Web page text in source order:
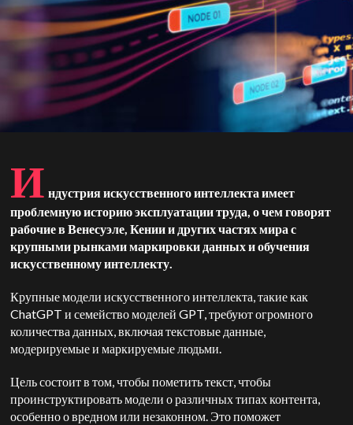
И ндустрия искусственного интеллекта имеет
проблемную историю эксплуатации труда, о чем говорят
рабочие в Венесуэле, Кении и других частях мира с
крупными рынками маркировки данных и обучения
искусственному интеллекту.
Крупные модели искусственного интеллекта, такие как
ChatGPT и семейство моделей GPT, требуют огромного
количества данных, включая текстовые данные,
модерируемые и маркируемые людьми.
Цель состоит в том, чтобы пометить текст, чтобы
проинструктировать модели о различных типах контента,
особенно о вредном или незаконном. Это поможет